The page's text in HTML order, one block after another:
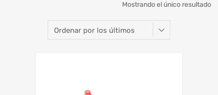
Mostrando el único resultado